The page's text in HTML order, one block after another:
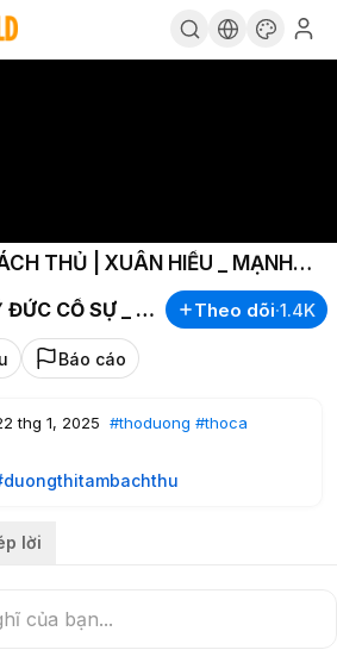
THỦ | XUÂN HIỂU _ MẠNH
TRUNG HOA MỸ ĐỨC CỐ SỰ _ 中国美德故事
Theo dõi·1.4K
Báo cáo
thg 1, 2025 #thoduong #thoca
lời